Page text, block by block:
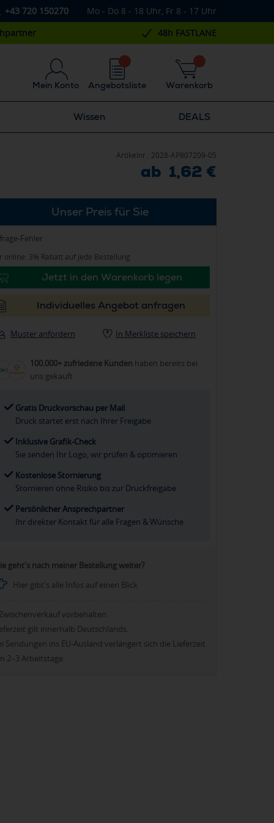
+43 720 150270
Mo - Do 8 - 18 Uhr, Fr 8 - 17 Uhr
48h FASTLANE
Mein Konto Warenkorb
Angebotsliste
Wissen DEALS
Artikelnr.: 2028-AP807209-05
ab 1,62 €
Unser Preis für Sie
Fehler
online: 3% Rabatt auf jede Bestellung
Jetzt in den Warenkorb legen
Individuelles Angebot anfragen
Muster anfordern In Merkliste speichern
100.000+ zufriedene Kunden haben bereits bei
uns gekauft
Gratis Druckvorschau per Mail
Druck startet erst nach Ihrer Freigabe
Inklusive Grafik-Check
Sie senden Ihr Logo, wir prüfen & optimieren
Kostenlose Stornierung
Stornieren ohne Risiko bis zur Druckfreigabe
Persönlicher Ansprechpartner
Ihr direkter Kontakt für alle Fragen & Wünsche
geht's nach meiner Bestellung weiter?
Hier gibt's alle Infos auf einen Blick
vorbehalten
gilt innerhalb Deutschlands.
Sendungen ins EU-Ausland verlängert sich die Lieferzeit
2–3 Arbeitstage.